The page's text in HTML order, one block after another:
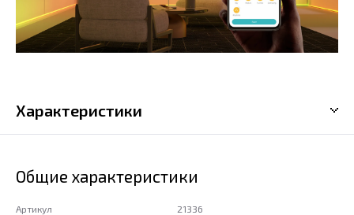
Характеристики
Общие характеристики
Артикул 21336